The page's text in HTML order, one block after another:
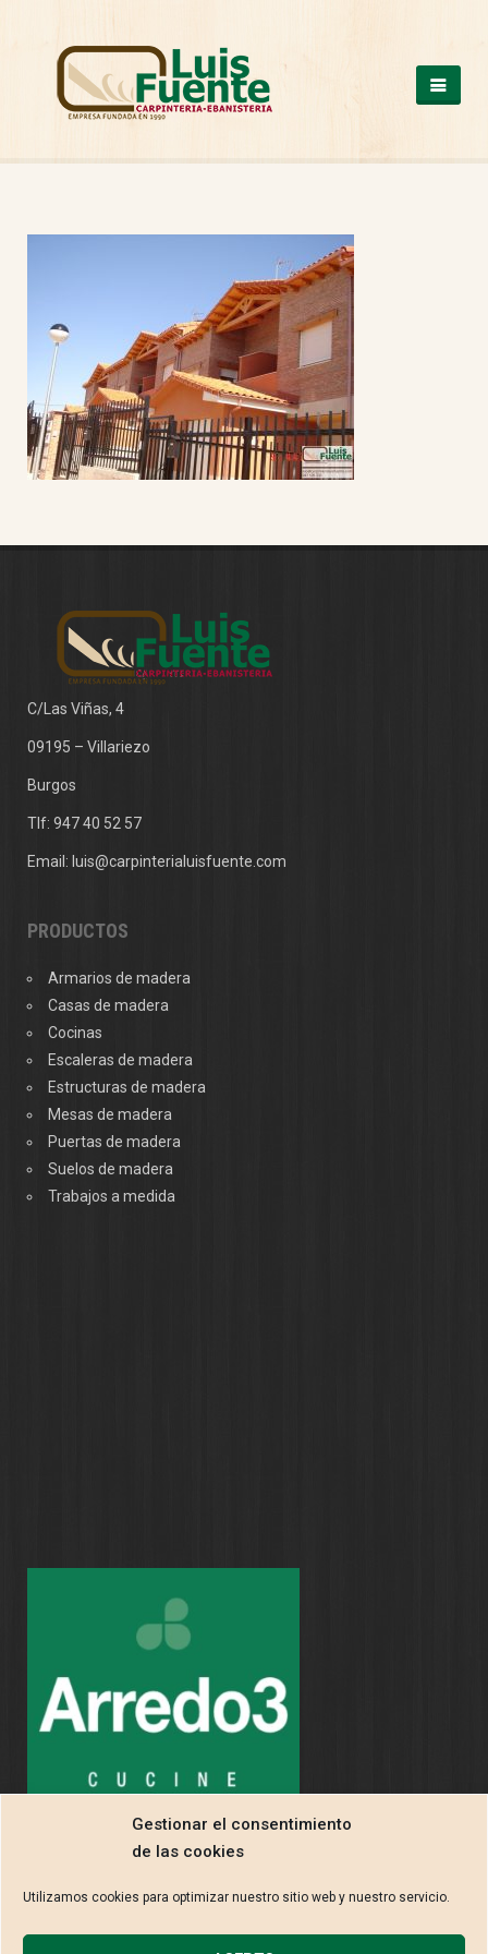
Gestionar el consentimiento
de las cookies
Utilizamos cookies para optimizar nuestro sitio web y nuestro servicio.
MESAS DE MADERA
PUERTAS DE MADERA
SUELOS DE MADERA
TRABAJOS A MEDIDA
VENTANAS DE ALUMINIO Y PVC
NUESTROS TRABAJOS
CONTACTO
C/Las Viñas, 4
09195 – Villariezo
Burgos
Tlf: 947 40 52 57
Email: luis@carpinterialuisfuente.com
PRODUCTOS
Armarios de madera
Casas de madera
Cocinas
Escaleras de madera
Estructuras de madera
Mesas de madera
Puertas de madera
Suelos de madera
Trabajos a medida